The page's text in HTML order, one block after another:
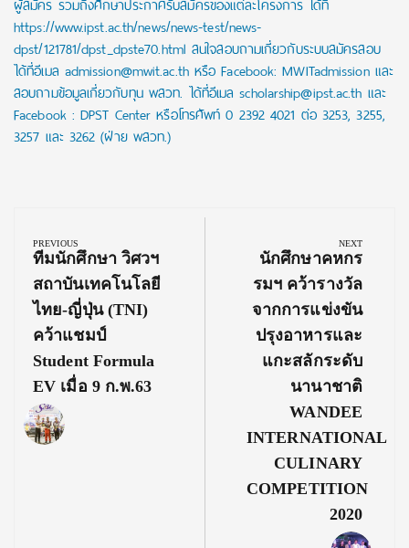
ผู้สมัคร รวมถึงศึกษาประกาศรับสมัครของแต่ละโครงการ ได้ที่
https://www.ipst.ac.th/news/news-test/news-
dpst/121781/dpst_dpste70.html สนใจสอบถามเกี่ยวกับระบบสมัครสอบ
ได้ที่อีเมล admission@mwit.ac.th หรือ Facebook: MWITadmission และ
สอบถามข้อมูลเกี่ยวกับทุน พสวท. ได้ที่อีเมล scholarship@ipst.ac.th และ
Facebook : DPST Center หรือโทรศัพท์ 0 2392 4021 ต่อ 3253, 3255,
3257 และ 3262 (ฝ่าย พสวท.)
navigation
PREVIOUS
Previous
Post:
ทีมนักศึกษา วิศวฯ
สถาบันเทคโนโลยี
ไทย-ญี่ปุ่น (TNI)
คว้าแชมป์
Student Formula
EV เมื่อ 9 ก.พ.63
NEXT
Next
Post:
นักศึกษาคหกร
รมฯ คว้ารางวัล
จากการแข่งขัน
ปรุงอาหารและ
แกะสลักระดับ
นานาชาติ
WANDEE
INTERNATIONAL
CULINARY
COMPETITION
2020